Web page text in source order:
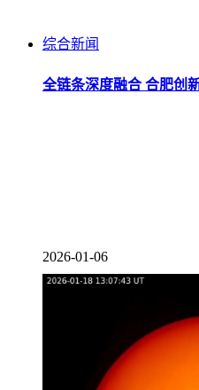
综合新闻
全链条深度融合 合肥创
2026-01-06